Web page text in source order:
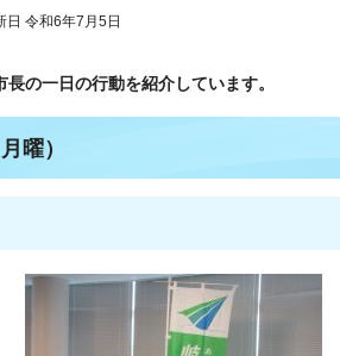
令和6年7月5日
の一日の行動を紹介しています。
曜）